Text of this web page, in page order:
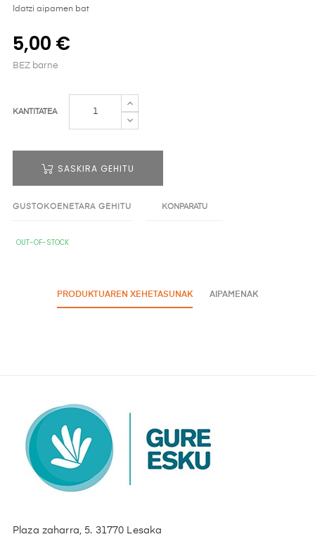
Idatzi aipamen bat
5,00 €
BEZ barne
KANTITATEA
SASKIRA GEHITU
GUSTOKOENETARA GEHITU KONPARATU
OUT-OF-STOCK
PRODUKTUAREN XEHETASUNAK AIPAMENAK
Plaza zaharra, 5. 31770 Lesaka